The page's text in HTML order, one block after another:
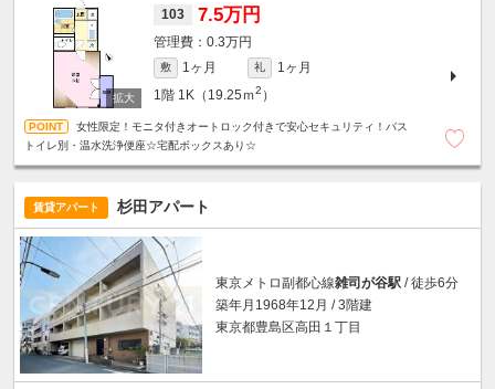
103 7.5万円
0.3万円
敷 1ヶ月 礼
1ヶ月
1階 1K（19.25ｍ2 ）
女性限定！モニタ付きオートロック付きで安心セキュリティ！バス
トイレ別・温水洗浄便座☆宅配ボックスあり☆
賃貸アパート 杉田アパート
東京メトロ副都心線雑司が谷駅 / 徒歩6分
築年月1968年12月 / 3階建
東京都豊島区高田１丁目